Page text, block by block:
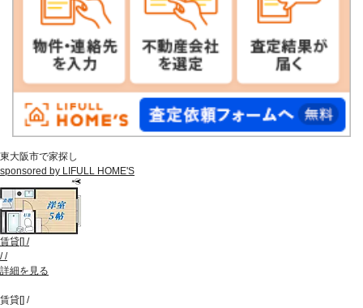
東大阪市で家探し
sponsored by LIFULL HOME'S
賃貸[] /
//
詳細を見る
賃貸[] /